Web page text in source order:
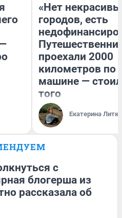
«Нет
городов, есть
проехали 2000
километров по
машине —
того
Екатерина
с
блогерша из
рассказала об